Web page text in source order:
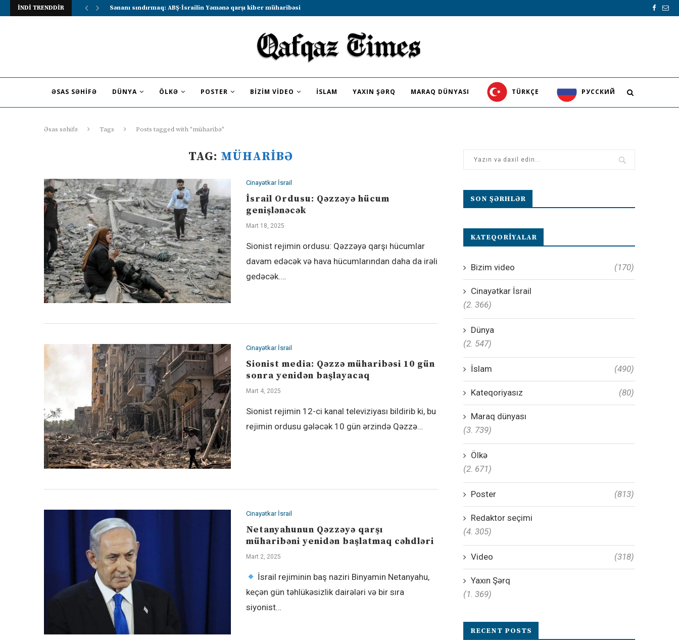
İNDİ TRENDDİR Lavrov Suriya prezidentini Rusiya–Ərəb sammitində iştirak etməyə dəvət...
ƏSAS SƏHIFƏ DÜNYA ÖLKƏ POSTER BIZIM VIDEO İSLAM YAXIN ŞƏRQ MARAQ DÜNYASI TÜRKÇE PУССКИЙ
Əsas səhifə Tags Posts tagged with "müharibə"
TAG: MÜHARIBƏ
Cinayətkar İsrail
İsrail Ordusu: Qəzzəyə hücum
genişlənəcək
Mart 18, 2025
Sionist rejimin ordusu: Qəzzəyə qarşı hücumlar
davam edəcək və hava hücumlarından daha da irəli
gedəcək.…
Cinayətkar İsrail
Sionist media: Qəzzə müharibəsi 10 gün
sonra yenidən başlayacaq
Mart 4, 2025
Sionist rejimin 12-ci kanal televiziyası bildirib ki, bu
rejimin ordusu gələcək 10 gün ərzində Qəzzə…
Cinayətkar İsrail
Netanyahunun Qəzzəyə qarşı
müharibəni yenidən başlatmaq cəhdləri
Mart 2, 2025
İsrail rejiminin baş naziri Binyamin Netanyahu,
keçən gün təhlükəsizlik dairələri və bir sıra
siyonist…
SON ŞƏRHLƏR
KATEQORIYALAR
Bizim video (170)
Cinayətkar İsrail
(2. 366)
Dünya
(2. 547)
İslam (490)
Kateqoriyasız (80)
Maraq dünyası
(3. 739)
Ölkə
(2. 671)
Poster (813)
Redaktor seçimi
(4. 305)
Video (318)
Yaxın Şərq
(1. 369)
RECENT POSTS